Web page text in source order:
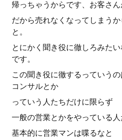
帰っちゃうからです、お客さん
だから売れなくなってしまう
と。
とにかく聞き役に徹しろみた
です。
この聞き役に徹するっていう
コンサルとか
っていう人たちだけに限らず
一般の営業とかをやっている人
基本的に営業マンは喋るなと